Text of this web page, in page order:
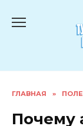
ГЛАВНАЯ »
Почему